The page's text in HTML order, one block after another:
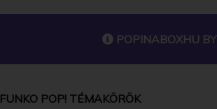
POPINABOXHU BY
FUNKO POP! TÉMAKÖRÖK